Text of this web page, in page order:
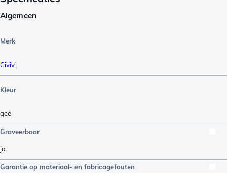
Algemeen
Merk
Civivi
Kleur
geel
Graveerbaar
ja
Garantie op materiaal- en fabricagefouten